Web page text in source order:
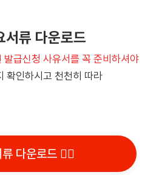
서류 다운로드
발급신청 사유서를 꼭 준비하셔야
확인하시고 천천히 따라
다운로드 👆🏻